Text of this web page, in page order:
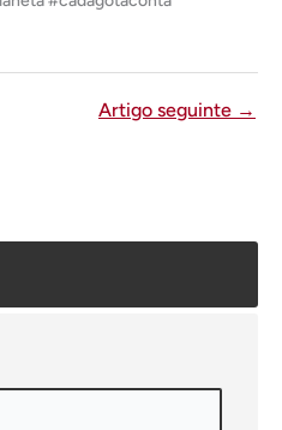
Artigo seguinte →